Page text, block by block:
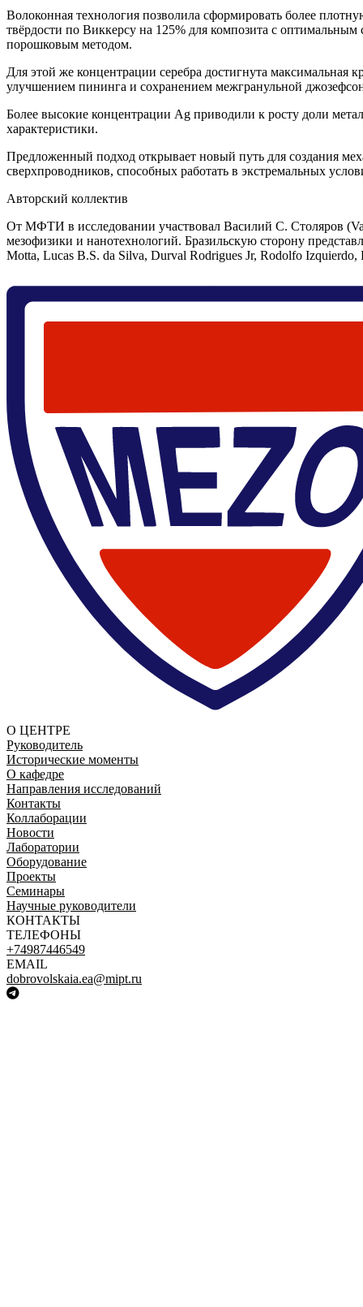
Волоконная технология позволила сформировать более
твёрдости по Виккерсу на 125% для композита с
порошковым методом.
Для этой же концентрации серебра достигнута максимальная
улучшением пининга и сохранением межгранульной
Более высокие концентрации Ag приводили к росту доли
характеристики.
Предложенный подход открывает новый путь для создания
сверхпроводников, способных работать в экстремальных
Авторский коллектив
От МФТИ в исследовании участвовал Василий С. Столяров
мезофизики и нанотехнологий. Бразильскую сторону
Motta, Lucas B.S. da Silva, Durval Rodrigues Jr, Rodolfo
О ЦЕНТРЕ
Руководитель
Исторические моменты
О кафедре
Направления исследований
Контакты
Коллаборации
Новости
Лаборатории
Оборудование
Проекты
Семинары
Научные руководители
КОНТАКТЫ
ТЕЛЕФОНЫ
+74987446549
EMAIL
dobrovolskaia.ea@mipt.ru